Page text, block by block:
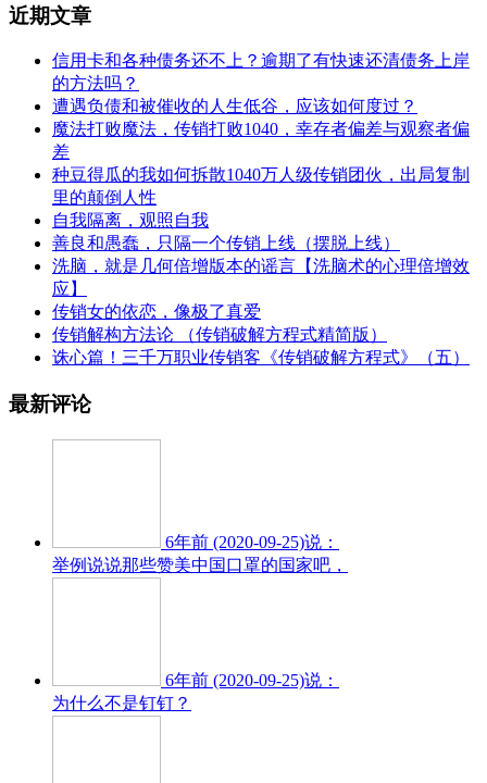
近期文章
信用卡和各种债务还不上？逾期了有快速还清债务上岸
的方法吗？
遭遇负债和被催收的人生低谷，应该如何度过？
魔法打败魔法，传销打败1040，幸存者偏差与观察者偏
差
种豆得瓜的我如何拆散1040万人级传销团伙，出局复制
里的颠倒人性
自我隔离，观照自我
善良和愚蠢，只隔一个传销上线（摆脱上线）
洗脑，就是几何倍增版本的谣言【洗脑术的心理倍增效
应】
传销女的依恋，像极了真爱
传销解构方法论 （传销破解方程式精简版）
诛心篇！三千万职业传销客《传销破解方程式》（五）
最新评论
6年前 (2020-09-25)说：
举例说说那些赞美中国口罩的国家吧，
6年前 (2020-09-25)说：
为什么不是钉钉？